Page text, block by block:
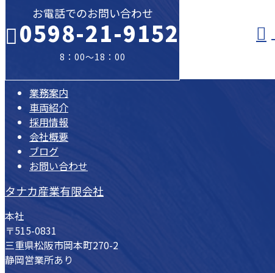
お電話でのお問い合わせ
0598-21-9152
8：00～18：00
業務案内
車両紹介
採用情報
会社概要
ブログ
お問い合わせ
タナカ産業有限会社
本社
〒515-0831
三重県松阪市岡本町270-2
静岡営業所あり